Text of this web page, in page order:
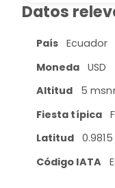
Datos
País Ecuador
Moneda USD
Altitud
5
Fiesta típica
Latitud
0.9815
Código IATA